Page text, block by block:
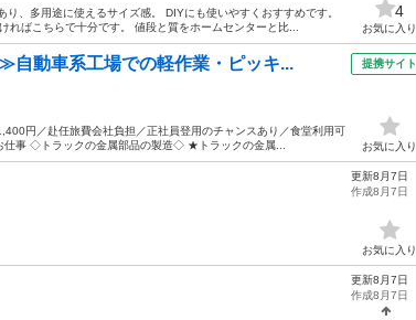
、多用途に使えるサイズ感。 DIYにも使いやすくおすすめです。
ばこちらで十分です。 値段と質をホームセンターと比...
4
お気に入り
動車系工場での軽作業・ピッキ...
円／赴任旅費会社負担／正社員登用のチャンスあり／食堂利用可
仕事 ◇トラックの金属部品の製造◇ ★トラックの金属...
提携サイト
お気に入り
更新8月7日
作成8月7日
お気に入り
更新8月7日
作成8月7日